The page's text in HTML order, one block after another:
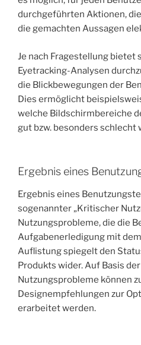
durchgeführten Aktionen,
die gemachten Aussagen
Je nach Fragestellung bietet
Eyetracking-Analysen
die Blickbewegungen der
Dies ermöglicht
welche Bildschirmbereiche
gut bzw. besonders schlecht
Ergebnis eines
Ergebnis eines
sogenannter „Kritischer
Nutzungsprobleme, die die
Aufgabenerledigung mit
Auflistung spiegelt den
Produkts wider. Auf Basis
Nutzungsprobleme können
Designempfehlungen zur
erarbeitet werden.